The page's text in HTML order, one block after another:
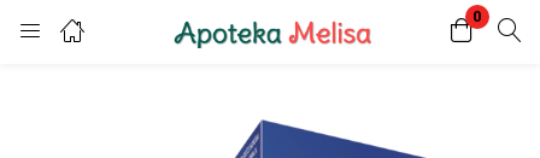
0
Login Register
Enter your username and password to login.